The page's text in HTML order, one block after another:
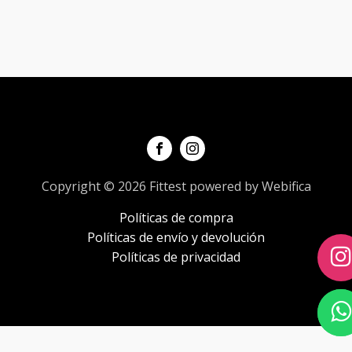
Copyright © 2026 Fittest powered by Webifica
Políticas de compra
Políticas de envío y devolución
Políticas de privacidad